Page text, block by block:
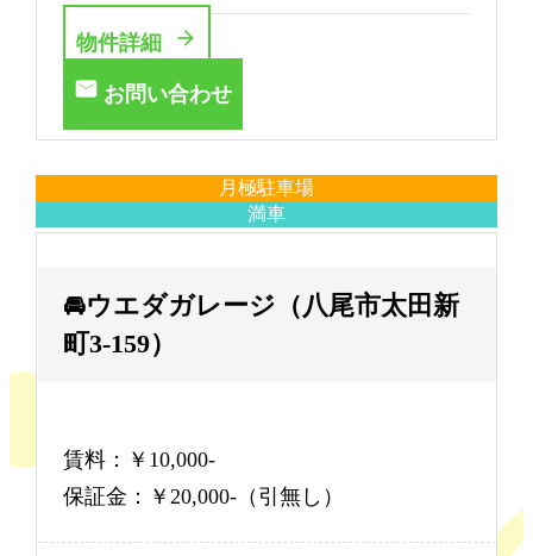
物件詳細
お問い合わせ
月極駐車場
満車
🚘ウエダガレージ（八尾市太田新
町3-159）
賃料：￥10,000-
保証金：￥20,000-（引無し）